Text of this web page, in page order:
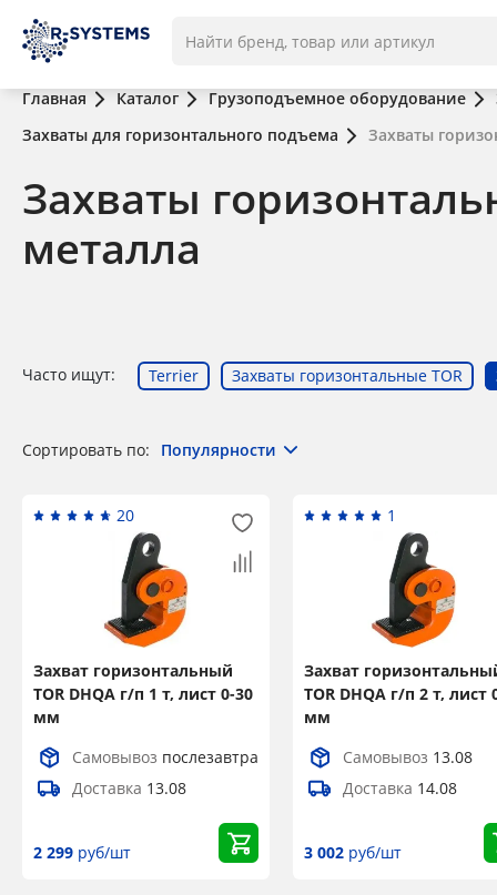
Главная Каталог Грузоподъемное оборудование
Захваты для горизонтального подъема
Захваты
Захваты
металла
Часто ищут: Terrier Захваты горизонтальные TOR
Сортировать по: Популярности
20
Захват горизонтальный
TOR DHQA г/п 1 т, лист 0-30
мм
Самовывоз послезавтра
Доставка 13.08
2 299 руб/шт
1
Захват
TOR DHQA г/п 2 т, лист
мм
Самовывоз 13.08
Доставка 14.08
3 002 руб/шт